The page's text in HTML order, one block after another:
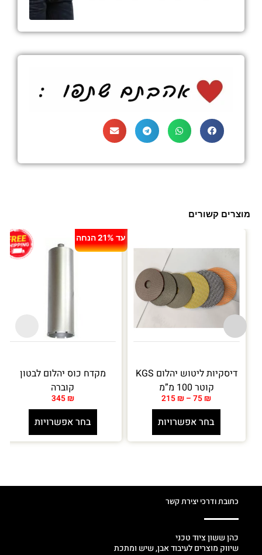
מוצרים קשורים
עד 21% הנחה
מקדח כוס יהלום לבטון
קוברה
345 ₪
בחר אפשרויות
דיסקיות ליטוש יהלום KGS
קוטר 100 מ”מ
75 ₪
–
215 ₪
בחר אפשרויות
כתובת ודרכי יצירת קשר
כהן ששון ציוד טכני
שיווק מוצרים לעיבוד אבן, שיש ומתכת